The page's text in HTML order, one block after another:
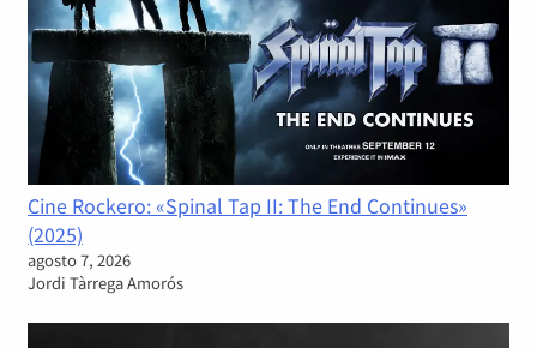
Cine Rockero: «Spinal Tap II: The End Continues»
(2025)
agosto 7, 2026
Jordi Tàrrega Amorós